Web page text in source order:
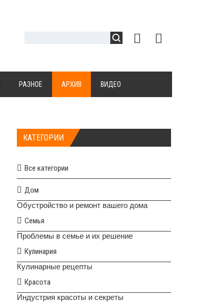
РАЗНОЕ АРХИВ ВИДЕО
КАТЕГОРИИ
Все категории
Дом
Обустройство и ремонт вашего дома
Семья
Проблемы в семье и их решение
Кулинария
Кулинарные рецепты
Красота
Индустрия красоты и секреты